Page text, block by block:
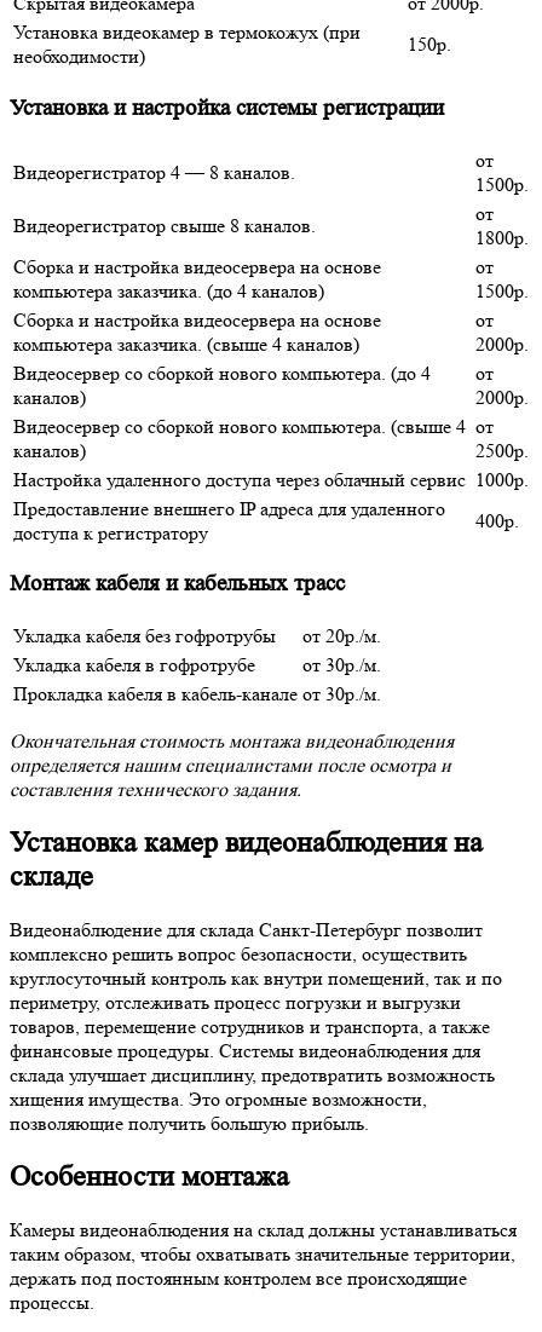
Установка видеокамер в термокожух (при
необходимости)
150р.
Установка и настройка системы регистрации
Видеорегистратор 4 — 8 каналов.
от
1500р.
Видеорегистратор свыше 8 каналов.
от
1800р.
Сборка и настройка видеосервера на основе
компьютера заказчика. (до 4 каналов)
от
1500р.
Сборка и настройка видеосервера на основе
компьютера заказчика. (свыше 4 каналов)
от
2000р.
Видеосервер со сборкой нового компьютера. (до 4
каналов)
от
2000р.
Видеосервер со сборкой нового компьютера. (свыше 4
каналов)
от
2500р.
Настройка удаленного доступа через облачный сервис 1000р.
Предоставление внешнего IP адреса для удаленного
доступа к регистратору
400р.
Монтаж кабеля и кабельных трасс
Укладка кабеля без гофротрубы
от 20р./м.
Укладка кабеля в гофротрубе
от 30р./м.
Прокладка кабеля в кабель-канале от 30р./м.
Окончательная стоимость монтажа видеонаблюдения
определяется нашим специалистами после осмотра и
составления технического задания.
Установка камер видеонаблюдения на
складе
Видеонаблюдение для склада Санкт-Петербург позволит
комплексно решить вопрос безопасности, осуществить
круглосуточный контроль как внутри помещений, так и по
периметру, отслеживать процесс погрузки и выгрузки
товаров, перемещение сотрудников и транспорта, а также
финансовые процедуры. Системы видеонаблюдения для
склада улучшает дисциплину, предотвратить возможность
хищения имущества. Это огромные возможности,
позволяющие получить большую прибыль.
Особенности монтажа
Камеры видеонаблюдения на склад должны устанавливаться
таким образом, чтобы охватывать значительные территории,
держать под постоянным контролем все происходящие
процессы.